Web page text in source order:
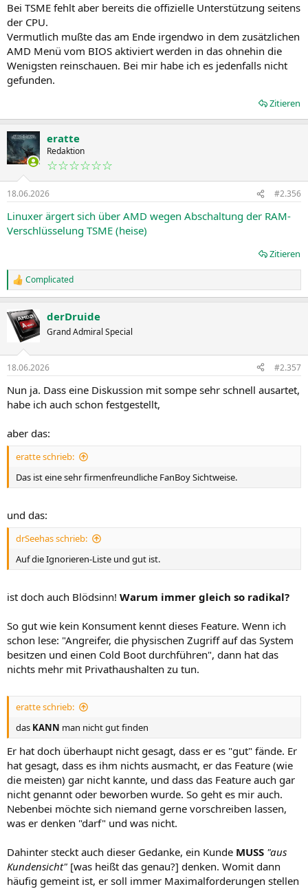
Bei TSME fehlt aber bereits die offizielle Unterstützung seitens
der CPU.
Vermutlich mußte das am Ende irgendwo in dem zusätzlichen
AMD Menü vom BIOS aktiviert werden in das ohnehin die
Wenigsten reinschauen. Bei mir habe ich es jedenfalls nicht
gefunden.
Zitieren
eratte
Redaktion
☆☆☆☆☆☆
18.06.2026 #2.356
Linuxer ärgert sich über AMD wegen Abschaltung der RAM-
Verschlüsselung TSME (heise)
Zitieren
R
e
k
t
e
:
Complicated
derDruide
Grand Admiral Special
18.06.2026 #2.357
Nun ja. Dass eine Diskussion mit sompe sehr schnell ausartet,
habe ich auch schon festgestellt,
aber das:
eratte schrieb:
Das ist eine sehr firmenfreundliche FanBoy Sichtweise.
und das:
drSeehas schrieb:
Auf die Ignorieren-Liste und gut ist.
ist doch auch Blödsinn! Warum immer gleich so radikal?
So gut wie kein Konsument kennt dieses Feature. Wenn ich
schon lese: "Angreifer, die physischen Zugriff auf das System
besitzen und einen Cold Boot durchführen", dann hat das
nichts mehr mit Privathaushalten zu tun.
eratte schrieb:
das KANN man nicht gut finden
Er hat doch überhaupt nicht gesagt, dass er es "gut" fände. Er
hat gesagt, dass es ihm nichts ausmacht, er das Feature (wie
die meisten) gar nicht kannte, und dass das Feature auch gar
nicht genannt oder beworben wurde. So geht es mir auch.
Nebenbei möchte sich niemand gerne vorschreiben lassen,
was er denken "darf" und was nicht.
Dahinter steckt auch dieser Gedanke, ein Kunde MUSS "aus
Kundensicht" [was heißt das genau?] denken. Womit dann
häufig gemeint ist, er soll immer Maximalforderungen stellen